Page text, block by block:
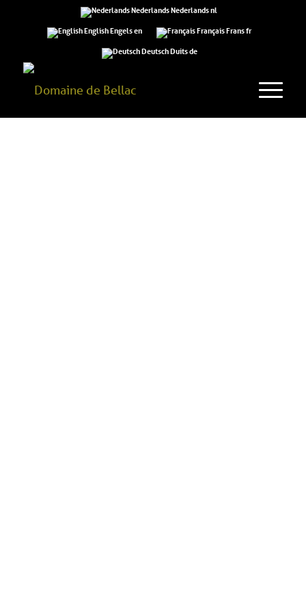
NederlandsNederlandsnl
EnglishEngelsen FrançaisFransfr
DeutschDuitsde